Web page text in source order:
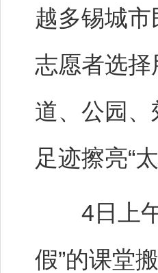
越多锡城
志愿者选
道、公园
足迹擦亮“
4日上午
假”的课堂